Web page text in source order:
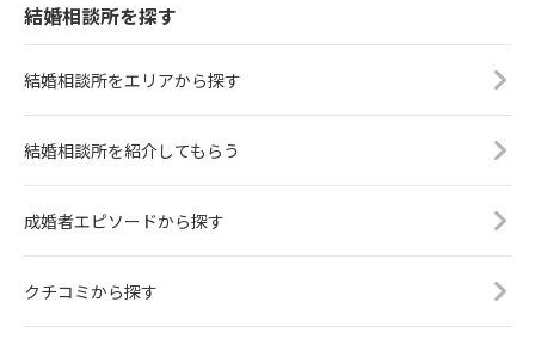
結婚相談所を探す
結婚相談所をエリアから探す
結婚相談所を紹介してもらう
成婚者エピソードから探す
クチコミから探す